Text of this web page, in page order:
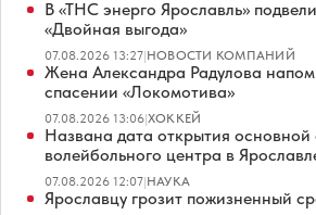
В «ТНС энерго Ярославль»
«Двойная выгода»
07.08.2026 13:27|НОВОСТИ КОМПАНИЙ
Жена Александра Радулова
спасении «Локомотива»
07.08.2026 13:06|ХОККЕЙ
Названа дата открытия
волейбольного центра в
07.08.2026 12:07|НАУКА
Ярославцу грозит пожизненный